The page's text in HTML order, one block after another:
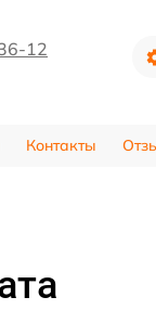
12
Контакты